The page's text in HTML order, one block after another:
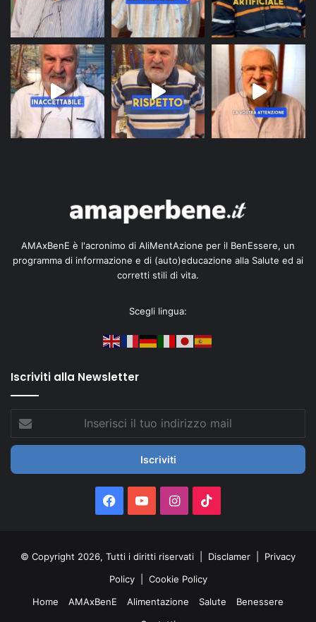
AMAxBenE è l'acronimo di AliMentAzione per il BenEssere, un
programma di informazione e di (auto)educazione alla Salute ed ai
corretti stili di vita.
Scegli lingua:
Iscriviti alla Newsletter
tuo
mail
Facebook
You Instagram
© Copyright 2026, Tutti i diritti riservati | Disclamer
Privacy
Policy
Cookie Policy
Home
AMAxBenE Alimentazione Salute
Benessere